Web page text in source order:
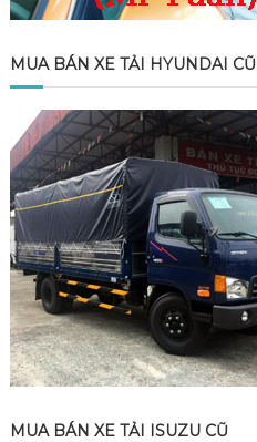
MUA BÁN XE TẢI HYUNDAI CŨ
MUA BÁN XE TẢI ISUZU CŨ